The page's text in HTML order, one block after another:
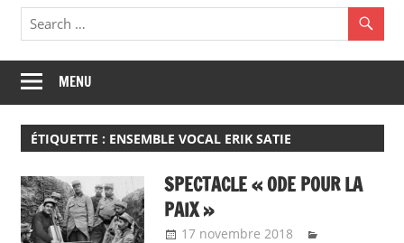
MENU
ÉTIQUETTE : ENSEMBLE VOCAL ERIK SATIE
SPECTACLE « ODE POUR LA
PAIX »
17 novembre 2018